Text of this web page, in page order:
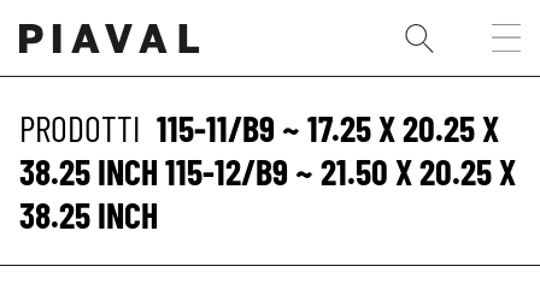
PRODOTTI 115-11/B9 ~ 17.25 X 20.25 X
38.25 INCH 115-12/B9 ~ 21.50 X 20.25 X
38.25 INCH